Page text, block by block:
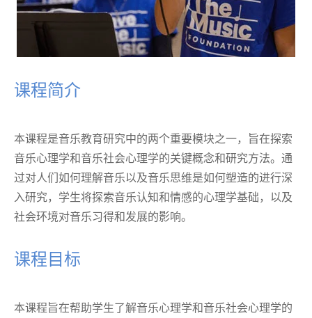
课程简介
本课程是音乐教育研究中的两个重要模块之一，旨在探索
音乐心理学和音乐社会心理学的关键概念和研究方法。通
过对人们如何理解音乐以及音乐思维是如何塑造的进行深
入研究，学生将探索音乐认知和情感的心理学基础，以及
社会环境对音乐习得和发展的影响。
课程目标
本课程旨在帮助学生了解音乐心理学和音乐社会心理学的